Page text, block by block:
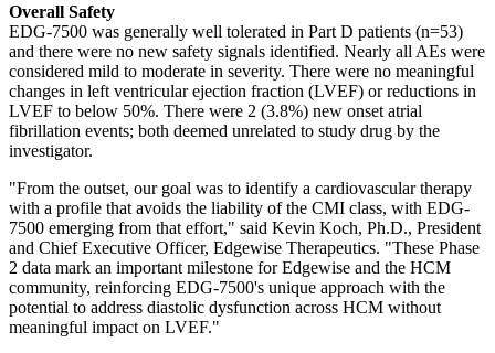
Overall Safety
EDG-7500 was generally well tolerated in Part D patients (n=53)
and there were no new safety signals identified. Nearly all AEs were
considered mild to moderate in severity. There were no meaningful
changes in left ventricular ejection fraction (LVEF) or reductions in
LVEF to below 50%. There were 2 (3.8%) new onset atrial
fibrillation events; both deemed unrelated to study drug by the
investigator.
"From the outset, our goal was to identify a cardiovascular therapy
with a profile that avoids the liability of the CMI class, with EDG-
7500 emerging from that effort," said Kevin Koch, Ph.D., President
and Chief Executive Officer, Edgewise Therapeutics. "These Phase
2 data mark an important milestone for Edgewise and the HCM
community, reinforcing EDG-7500's unique approach with the
potential to address diastolic dysfunction across HCM without
meaningful impact on LVEF."